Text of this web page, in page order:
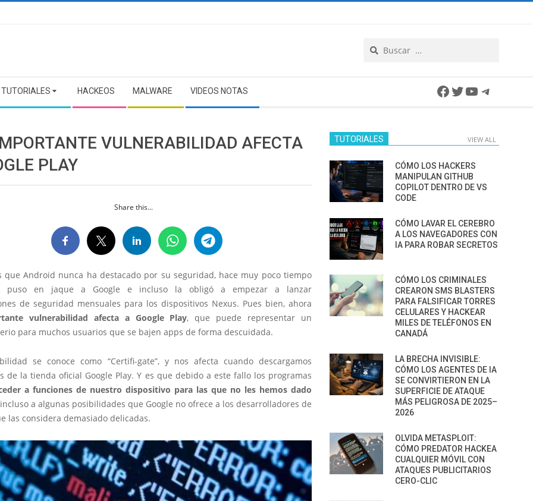
TUTORIALES HACKEOS MALWARE VIDEOS NOTAS Facebook
Twitter
YouTube
VULNERABILIDAD AFECTA
PLAY
Share this...
que Android nunca ha destacado por su seguridad, hace muy poco tiempo
puso en jaque a Google e incluso la obligó a empezar a lanzar
de seguridad mensuales para los dispositivos Nexus. Pues bien, ahora
vulnerabilidad afecta a Google Play, que puede representar un
para muchos usuarios que se bajen apps de forma descuidada.
se conoce como “Certifi-gate”, y nos afecta cuando descargamos
de la tienda oficial Google Play. Y es que debido a este fallo los programas
a funciones de nuestro dispositivo para las que no les hemos dado
a algunas posibilidades que Google no ofrece a los desarrolladores de
las considera demasiado delicadas.
TUTORIALES VIEW ALL
CÓMO LOS HACKERS
MANIPULAN GITHUB
COPILOT DENTRO DE VS
CODE
CÓMO LAVAR EL CEREBRO
A LOS NAVEGADORES CON
IA PARA ROBAR SECRETOS
CÓMO LOS CRIMINALES
CREARON SMS BLASTERS
PARA FALSIFICAR TORRES
CELULARES Y HACKEAR
MILES DE TELÉFONOS EN
CANADÁ
LA BRECHA INVISIBLE:
CÓMO LOS AGENTES DE IA
SE CONVIRTIERON EN LA
SUPERFICIE DE ATAQUE
MÁS PELIGROSA DE 2025–
2026
OLVIDA METASPLOIT:
CÓMO PREDATOR HACKEA
CUALQUIER MÓVIL CON
ATAQUES PUBLICITARIOS
CERO-CLIC